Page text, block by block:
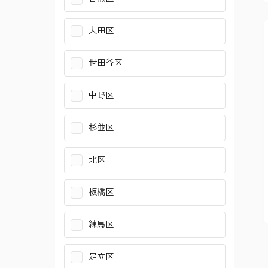
大田区
世田谷区
中野区
杉並区
北区
板橋区
練馬区
足立区